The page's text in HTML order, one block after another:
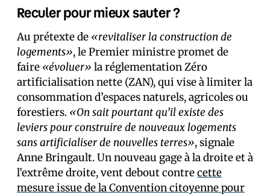
Reculer pour mieux sauter ?
Au prétexte de «revitaliser la construction de
logements», le Premier ministre promet de
faire «évoluer» la réglementation Zéro
artificialisation nette (ZAN), qui vise à limiter la
consommation d’espaces naturels, agricoles ou
forestiers. «On sait pourtant qu’il existe des
leviers pour construire de nouveaux logements
sans artificialiser de nouvelles terres», signale
Anne Bringault. Un nouveau gage à la droite et à
l’extrême droite, vent debout contrecette
mesure issue de la Convention citoyenne pour